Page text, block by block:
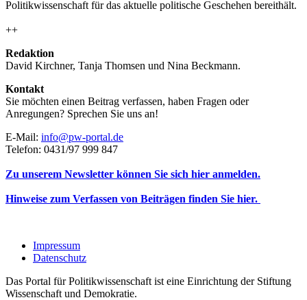
Politikwissenschaft für das aktuelle politische Geschehen bereithält.
++
Redaktion
David Kirchner, Tanja Thomsen und Nina Beckmann.
Kontakt
Sie möchten einen Beitrag verfassen, haben Fragen oder
Anregungen? Sprechen Sie uns an!
E-Mail: info@pw-portal.de
Telefon: 0431/97 999 847
Zu unserem Newsletter können Sie sich hier anmelden.
Hinweise zum Verfassen von Beiträgen finden Sie hier.
Impressum
Datenschutz
Das Portal für Politikwissenschaft ist eine Einrichtung der Stiftung
Wissenschaft und Demokratie.